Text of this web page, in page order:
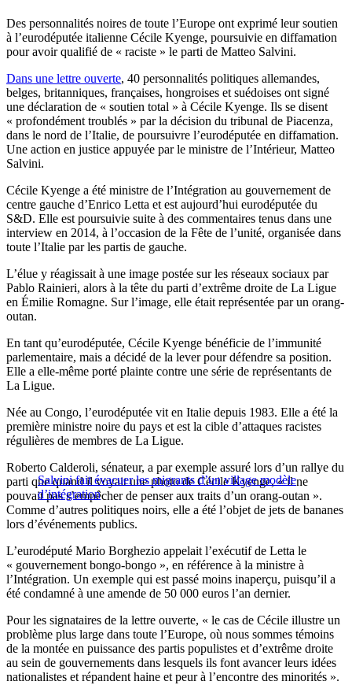
Des personnalités noires de toute l’Europe ont exprimé leur soutien
à l’eurodéputée italienne Cécile Kyenge, poursuivie en diffamation
pour avoir qualifié de « raciste » le parti de Matteo Salvini.
Dans une lettre ouverte, 40 personnalités politiques allemandes,
belges, britanniques, françaises, hongroises et suédoises ont signé
une déclaration de « soutien total » à Cécile Kyenge. Ils se disent
« profondément troublés » par la décision du tribunal de Piacenza,
dans le nord de l’Italie, de poursuivre l’eurodéputée en diffamation.
Une action en justice appuyée par le ministre de l’Intérieur, Matteo
Salvini.
Cécile Kyenge a été ministre de l’Intégration au gouvernement de
centre gauche d’Enrico Letta et est aujourd’hui eurodéputée du
S&D. Elle est poursuivie suite à des commentaires tenus dans une
interview en 2014, à l’occasion de la Fête de l’unité, organisée dans
toute l’Italie par les partis de gauche.
L’élue y réagissait à une image postée sur les réseaux sociaux par
Pablo Rainieri, alors à la tête du parti d’extrême droite de La Ligue
en Émilie Romagne. Sur l’image, elle était représentée par un orang-
outan.
En tant qu’eurodéputée, Cécile Kyenge bénéficie de l’immunité
parlementaire, mais a décidé de la lever pour défendre sa position.
Elle a elle-même porté plainte contre une série de représentants de
La Ligue.
Née au Congo, l’eurodéputée vit en Italie depuis 1983. Elle a été la
première ministre noire du pays et est la cible d’attaques racistes
régulières de membres de La Ligue.
Salvini fait évacuer les migrants d’un village modèle
d’intégration
Roberto Calderoli, sénateur, a par exemple assuré lors d’un rallye du
parti que quand il voyait une photo de Cécile Kyenge, « il ne
pouvait pas s’empêcher de penser aux traits d’un orang-outan ».
Comme d’autres politiques noirs, elle a été l’objet de jets de bananes
lors d’événements publics.
L’eurodéputé Mario Borghezio appelait l’exécutif de Letta le
« gouvernement bongo-bongo », en référence à la ministre à
l’Intégration. Un exemple qui est passé moins inaperçu, puisqu’il a
été condamné à une amende de 50 000 euros l’an dernier.
Pour les signataires de la lettre ouverte, « le cas de Cécile illustre un
problème plus large dans toute l’Europe, où nous sommes témoins
de la montée en puissance des partis populistes et d’extrême droite
au sein de gouvernements dans lesquels ils font avancer leurs idées
nationalistes et répandent haine et peur à l’encontre des minorités ».